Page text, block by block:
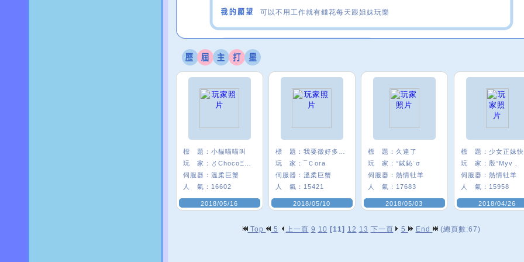
可以不用工作就有錢花每天跟姐妹玩樂
標 題： 小貓喵喵叫
玩 家：
伺服器： 溫柔巨蟹
人 氣： 16602
2018/05/16
標 題：
玩 家： ¯Ｃora
伺服器： 溫柔巨蟹
人 氣： 15421
2018/05/10
標 題： 久違了
玩 家： °鋱鈊˙σ
伺服器： 熱情牡羊
人 氣： 17683
2018/05/03
標 題：
玩 家： 殷°Myv﹑
伺服器： 熱情牡羊
人 氣： 15958
2018/04/26
Top 5 上一頁 9 10 [11] 12 13 下一頁 5 End (總頁數:67)